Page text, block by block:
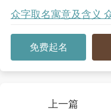
众字取名寓意及含义
免费起名
上一篇